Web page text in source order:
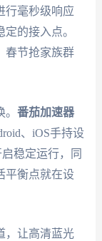
行毫秒级响应
的接入点。
春节抢家族群
番茄加速器
、iOS手持设
稳定运行，同
平衡点就在设
，让高清蓝光